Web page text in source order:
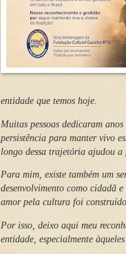
entidade que temos hoje.
Muitas pessoas dedicaram
persistência para manter vivo
longo dessa trajetória ajudou a
Para mim, existe também um
desenvolvimento como cidadã
amor pela cultura foi construído
Por isso, deixo aqui meu
entidade, especialmente